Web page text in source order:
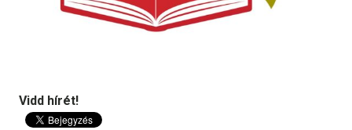
Vidd hírét!